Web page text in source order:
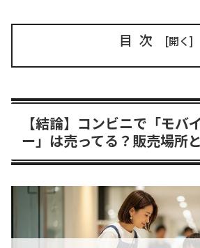
目次
【結論】コンビニで「モバ
ー」は売ってる？販売場所